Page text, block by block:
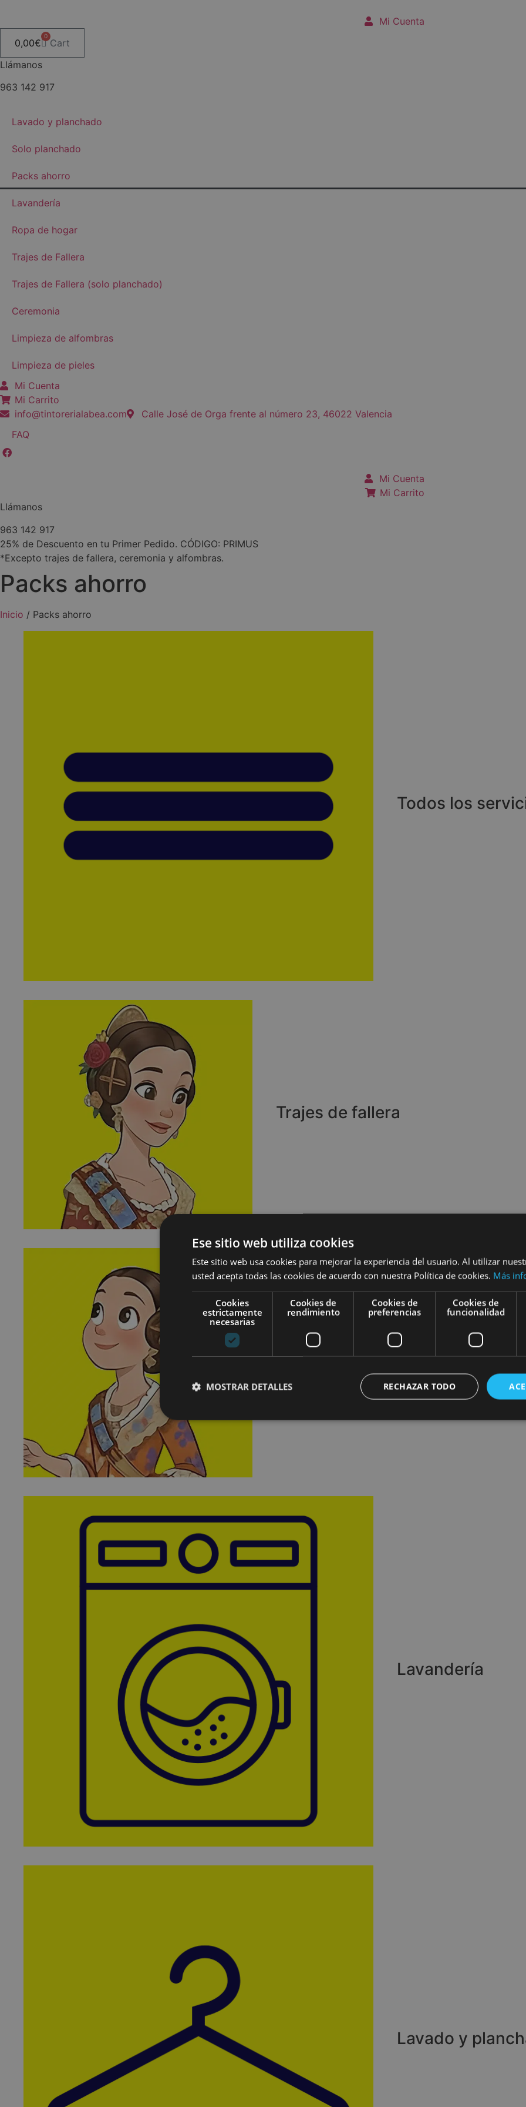
contenido
Mi Cuenta
0,00€
0
Cart
Llámanos
963 142 917
Lavado y planchado
Solo planchado
Packs ahorro
Lavandería
Ropa de hogar
Trajes de Fallera
Trajes de Fallera (solo planchado)
Ceremonia
Limpieza de alfombras
Limpieza de pieles
Mi Cuenta
Mi Carrito
info@tintorerialabea.com
Calle José de Orga frente al número 23, 46022 Valencia
FAQ
Mi Cuenta
Mi Carrito
Llámanos
963 142 917
25% de Descuento en tu Primer Pedido. CÓDIGO: PRIMUS
*Excepto trajes de fallera, ceremonia y alfombras.
Packs ahorro
Inicio / Packs ahorro
Todos los
Trajes de fallera
Trajes de fallera (solo
Lavandería
Lavado y
Ese sitio web utiliza cookies
Este sitio web usa cookies para mejorar la experiencia del usuario. Al utilizar
usted acepta todas las cookies de acuerdo con nuestra Política de cookies. Más
Cookies
estrictamente
necesarias
Cookies de
rendimiento
Cookies de
preferencias
Cookies de
funcionalidad
RECHAZAR TODO
MOSTRAR DETALLES